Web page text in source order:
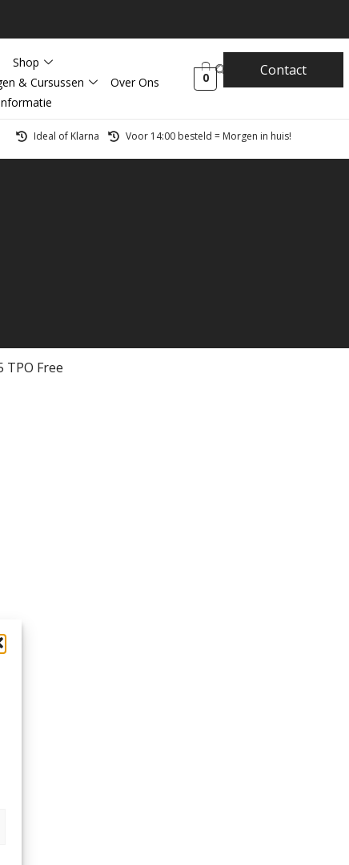
Shop
& Cursussen
Over Ons
0 Contact
Ideal of Klarna Voor 14:00 besteld = Morgen in huis!
TPO Free